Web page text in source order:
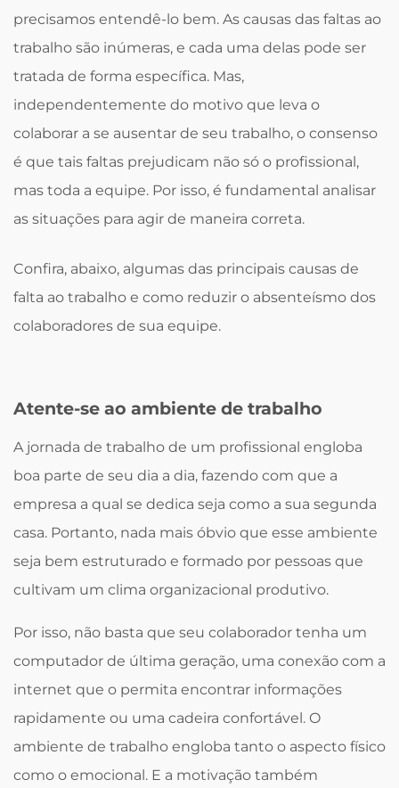
precisamos entendê-lo bem. As causas das faltas ao
trabalho são inúmeras, e cada uma delas pode ser
tratada de forma específica. Mas,
independentemente do motivo que leva o
colaborar a se ausentar de seu trabalho, o consenso
é que tais faltas prejudicam não só o profissional,
mas toda a equipe. Por isso, é fundamental analisar
as situações para agir de maneira correta.
Confira, abaixo, algumas das principais causas de
falta ao trabalho e como reduzir o absenteísmo dos
colaboradores de sua equipe.
Atente-se ao ambiente de trabalho
A jornada de trabalho de um profissional engloba
boa parte de seu dia a dia, fazendo com que a
empresa a qual se dedica seja como a sua segunda
casa. Portanto, nada mais óbvio que esse ambiente
seja bem estruturado e formado por pessoas que
cultivam um clima organizacional produtivo.
Por isso, não basta que seu colaborador tenha um
computador de última geração, uma conexão com a
internet que o permita encontrar informações
rapidamente ou uma cadeira confortável. O
ambiente de trabalho engloba tanto o aspecto físico
como o emocional. E a motivação também